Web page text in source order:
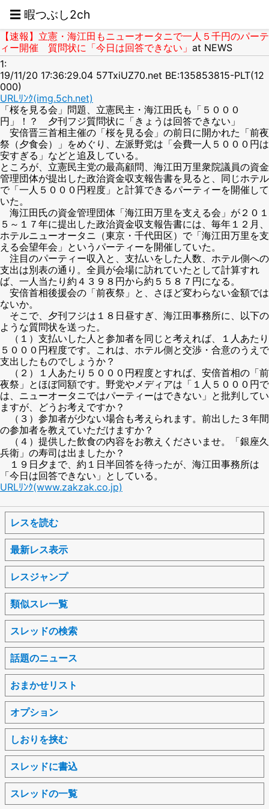
☰ 暇つぶし2ch
【速報】立憲・海江田もニューオータニで一人５千円のパーテ
ィー開催 質問状に「今日は回答できない」 at NEWS
1:
19/11/20 17:36:29.04 57TxiUZ70.net BE:135853815-PLT(12
000)
URLﾘﾝｸ(img.5ch.net)
「桜を見る会」問題、立憲民主・海江田氏も「５０００
円」！？ 夕刊フジ質問状に「きょうは回答できない」
安倍晋三首相主催の「桜を見る会」の前日に開かれた「前夜
祭（夕食会）」をめぐり、左派野党は「会費一人５０００円は
安すぎる」などと追及している。
ところが、立憲民主党の最高顧問、海江田万里衆院議員の資金
管理団体が提出した政治資金収支報告書を見ると、同じホテル
で「一人５０００円程度」と計算できるパーティーを開催して
いた。
海江田氏の資金管理団体「海江田万里を支える会」が２０１
５～１７年に提出した政治資金収支報告書には、毎年１２月、
ホテルニューオータニ（東京・千代田区）で「海江田万里を支
える会望年会」というパーティーを開催していた。
注目のパーティー収入と、支払いをした人数、ホテル側への
支出は別表の通り。全員が会場に訪れていたとして計算すれ
ば、一人当たり約４３９８円から約５５８７円になる。
安倍首相後援会の「前夜祭」と、さほど変わらない金額では
ないか。
そこで、夕刊フジは１８日昼すぎ、海江田事務所に、以下の
ような質問状を送った。
（１）支払いした人と参加者を同じと考えれば、１人あたり
５０００円程度です。これは、ホテル側と交渉・合意のうえで
支出したものでしょうか？
（２）１人あたり５０００円程度とすれば、安倍首相の「前
夜祭」とほぼ同額です。野党やメディアは「１人５０００円で
は、ニューオータニではパーティーはできない」と批判してい
ますが、どうお考えですか？
（３）参加者が少ない場合も考えられます。前出した３年間
の参加者を教えていただけますか？
（４）提供した飲食の内容をお教えくださいませ。「銀座久
兵衛」の寿司は出ましたか？
１９日夕まで、約１日半回答を待ったが、海江田事務所は
「今日は回答できない」としている。
URLﾘﾝｸ(www.zakzak.co.jp)
レスを読む
最新レス表示
レスジャンプ
類似スレ一覧
スレッドの検索
話題のニュース
おまかせリスト
オプション
しおりを挟む
スレッドに書込
スレッドの一覧